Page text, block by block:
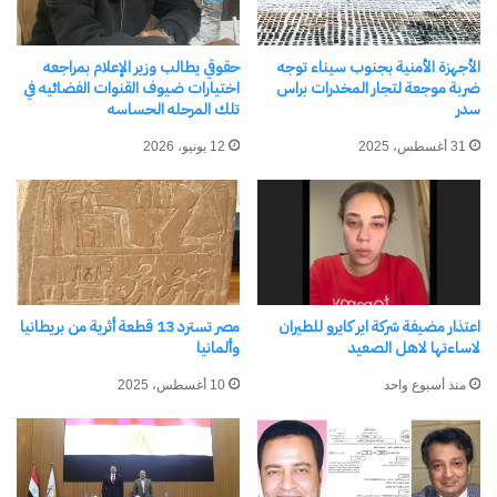
بتسلمه الأوراق من سيدة منتقبة بمنطقة حي الزهراء
بمدينة الطور، تبين لاحقًا، بحسب التحريات، أنها
المتهمة، التي ارتدت النقاب لإخفاء هويتها أثناء إنهاء
إجراءات القرض.
وأكدت تحريات الأجهزة الأمنية صحة الواقعة، وكشفت
أن المتهمة استغلت غياب المجني عليها، واستولت على
بطاقتها، ثم زورت عقود إيجار ومستندات رسمية
للحصول على القرض دون علم صاحبة البيانات.
لسنة 2026 جنح طور سيناء، وجرى حبس المتهمة على
ذمة التحقيقات، قبل إحالة القضية إلى محكمة
الأجهزة الأمنية بجنوب سيناء توجه
ضربة موجعة لتجار المخدرات براس
سدر
31 أغسطس، 2025
حقوقي يطالب وزير الإعلام بمراجعه
اختيارات ضيوف القنوات الفضائيه في
تلك المرحله الحساسه
12 يونيو، 2026
اعتذار مضيفة شركة اير كايرو للطيران
لاساءتها لاهل الصعيد
منذ أسبوع واحد
مصر تسترد 13 قطعة أثرية من بريطانيا
وألمانيا
10 أغسطس، 2025